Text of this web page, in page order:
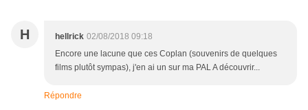
H hellrick 02/08/2018 09:18
Encore une lacune que ces Coplan (souvenirs de quelques
films plutôt sympas), j'en ai un sur ma PAL A découvrir...
Répondre